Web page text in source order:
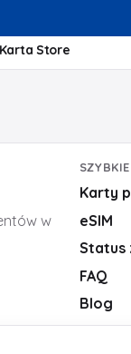
Store
w
Karty
eSIM
Status
FAQ
Blog